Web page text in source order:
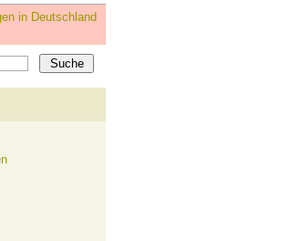
in Deutschland